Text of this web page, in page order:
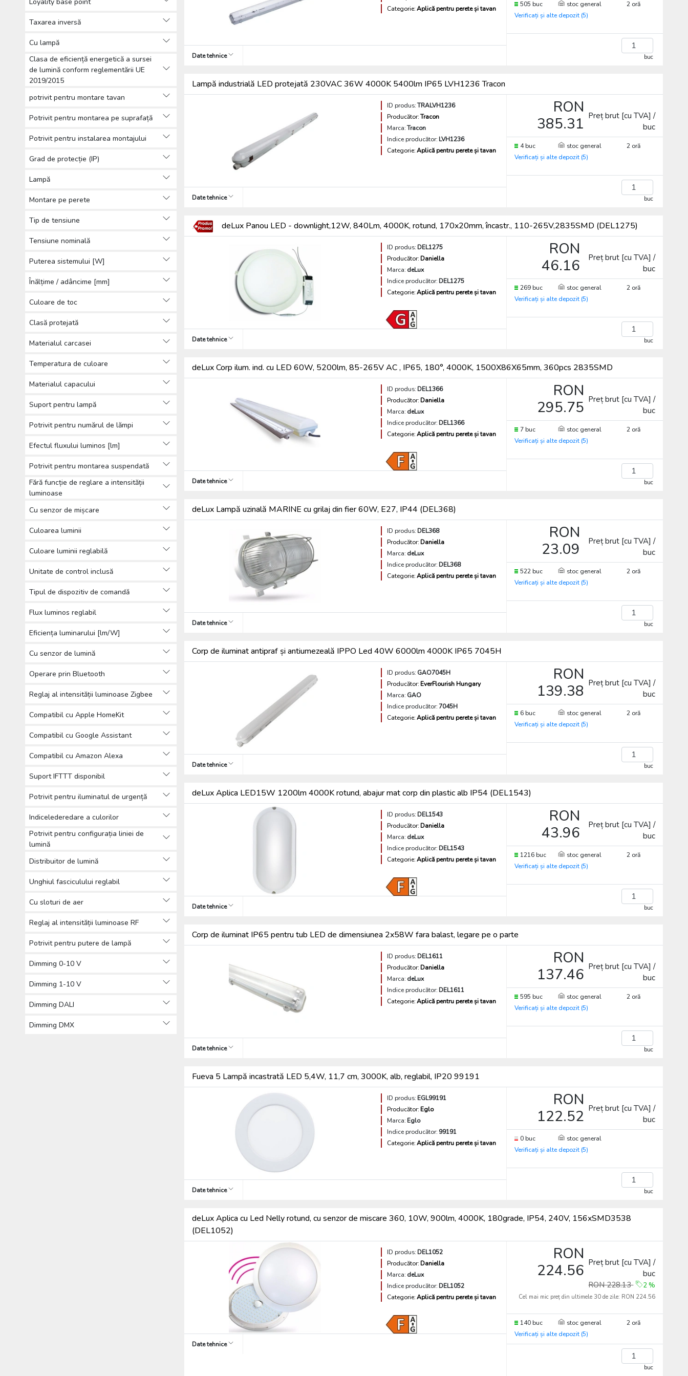
abajur pe șină (31)
(82)
Iluminat de emergență (28)
(19)
(490)
Șină pentru benzi LED și accesorii
(122)
(524)
Sisteme de paratrăsnet (924)
Produse de protecția muncii,
Taxarea inversă
Cu lampă
Clasa de eficiență energetică a sursei
de lumină conform reglementării UE
2019/2015
potrivit pentru montare tavan
Potrivit pentru montarea pe suprafață
Potrivit pentru instalarea montajului
Grad de protecție (IP)
Lampă
Montare pe perete
Tip de tensiune
Tensiune nominală
Puterea sistemului [W]
Înălțime / adâncime [mm]
Culoare de toc
Clasă protejată
Materialul carcasei
Temperatura de culoare
Materialul capacului
Suport pentru lampă
Potrivit pentru numărul de lămpi
Efectul fluxului luminos [lm]
Potrivit pentru montarea suspendată
Fără funcție de reglare a intensității
luminoase
Cu senzor de mișcare
Culoarea luminii
Culoare luminii reglabilă
Unitate de control inclusă
Tipul de dispozitiv de comandă
Flux luminos reglabil
Eficiența luminarului [lm/W]
Cu senzor de lumină
Operare prin Bluetooth
Reglaj al intensității luminoase Zigbee
Compatibil cu Apple HomeKit
Compatibil cu Google Assistant
Compatibil cu Amazon Alexa
Suport IFTTT disponibil
Potrivit pentru iluminatul de urgență
Indicelederedare a culorilor
Potrivit pentru configurația liniei de
lumină
Distribuitor de lumină
Unghiul fasciculului reglabil
Cu sloturi de aer
Reglaj al intensității luminoase RF
Potrivit pentru putere de lampă
Dimming 0-10 V
Dimming 1-10 V
Dimming DALI
Dimming DMX
Categorie: Aplică pentru perete și tavan
Date tehnice
505 buc stoc general
2 oră
Verificați și alte depozit (5)
buc
Lampă industrială LED protejată 230VAC 36W 4000K 5400lm IP65 LVH1236 Tracon
ID produs: TRALVH1236
Producător: Tracon
Marca: Tracon
Indice producător: LVH1236
Categorie: Aplică pentru perete și tavan
Date tehnice
RON
385.31 Preț brut [cu TVA] /
buc
4 buc stoc general
2 oră
Verificați și alte depozit (5)
buc
deLux Panou LED - downlight,12W, 840Lm, 4000K, rotund, 170x20mm, încastr., 110-265V,2835SMD (DEL1275)
ID produs: DEL1275
Producător: Daniella
Marca: deLux
Indice producător: DEL1275
Categorie: Aplică pentru perete și tavan
Date tehnice
RON
46.16
Preț brut [cu TVA] /
buc
269 buc stoc general
2 oră
Verificați și alte depozit (5)
buc
deLux Corp ilum. ind. cu LED 60W, 5200lm, 85-265V AC , IP65, 180°, 4000K, 1500X86X65mm, 360pcs 2835SMD
ID produs: DEL1366
Producător: Daniella
Marca: deLux
Indice producător: DEL1366
Categorie: Aplică pentru perete și tavan
Date tehnice
RON
295.75 Preț brut [cu TVA] /
buc
7 buc stoc general
2 oră
Verificați și alte depozit (5)
buc
deLux Lampă uzinală MARINE cu grilaj din fier 60W, E27, IP44 (DEL368)
ID produs: DEL368
Producător: Daniella
Marca: deLux
Indice producător: DEL368
Categorie: Aplică pentru perete și tavan
Date tehnice
RON
23.09
Preț brut [cu TVA] /
buc
522 buc stoc general
2 oră
Verificați și alte depozit (5)
buc
Corp de iluminat antipraf și antiumezeală IPPO Led 40W 6000lm 4000K IP65 7045H
ID produs: GAO7045H
Producător: EverFlourish Hungary
Marca: GAO
Indice producător: 7045H
Categorie: Aplică pentru perete și tavan
Date tehnice
RON
139.38 Preț brut [cu TVA] /
buc
6 buc stoc general
2 oră
Verificați și alte depozit (5)
buc
deLux Aplica LED15W 1200lm 4000K rotund, abajur mat corp din plastic alb IP54 (DEL1543)
ID produs: DEL1543
Producător: Daniella
Marca: deLux
Indice producător: DEL1543
Categorie: Aplică pentru perete și tavan
Date tehnice
RON
43.96
Preț brut [cu TVA] /
buc
1216 buc stoc general
2 oră
Verificați și alte depozit (5)
buc
Corp de iluminat IP65 pentru tub LED de dimensiunea 2x58W fara balast, legare pe o parte
ID produs: DEL1611
Producător: Daniella
Marca: deLux
Indice producător: DEL1611
Categorie: Aplică pentru perete și tavan
Date tehnice
RON
137.46 Preț brut [cu TVA] /
buc
595 buc stoc general
2 oră
Verificați și alte depozit (5)
buc
Fueva 5 Lampă incastrată LED 5,4W, 11,7 cm, 3000K, alb, reglabil, IP20 99191
ID produs: EGL99191
Producător: Eglo
Marca: Eglo
Indice producător: 99191
Categorie: Aplică pentru perete și tavan
Date tehnice
RON
122.52 Preț brut [cu TVA] /
buc
0 buc
stoc general
Verificați și alte depozit (5)
buc
deLux Aplica cu Led Nelly rotund, cu senzor de miscare 360, 10W, 900lm, 4000K, 180grade, IP54, 240V, 156xSMD3538
(DEL1052)
ID produs: DEL1052
Producător: Daniella
Marca: deLux
Indice producător: DEL1052
Categorie: Aplică pentru perete și tavan
Date tehnice
RON
224.56 Preț brut [cu TVA] /
buc
RON 228.13
2%
Cel mai mic preț din ultimele 30 de zile: RON 224.56
140 buc stoc general
2 oră
Verificați și alte depozit (5)
buc